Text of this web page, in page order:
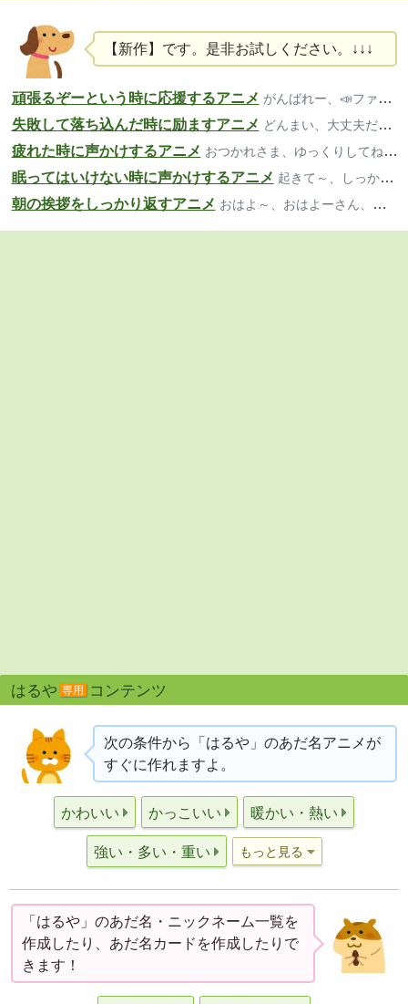
【新作】です。是非お試しください。↓↓↓
頑張るぞーという時に応援するアニメ がんばれー、📣ファイト、いいよー
失敗して落ち込んだ時に励ますアニメ どんまい、大丈夫だよ、気楽にいこ～
疲れた時に声かけするアニメ おつかれさま、ゆっくりしてね、大丈夫？
眠ってはいけない時に声かけするアニメ 起きて～、しっかり、寝ちゃダメだよ
朝の挨拶をしっかり返すアニメ おはよ～、おはよーさん、おっは！
はるや 専用 コンテンツ
次の条件から「はるや」のあだ名アニメが
すぐに作れますよ。
かわいい かっこいい 暖かい・熱い
強い・多い・重い もっと見る
「はるや」のあだ名・ニックネーム一覧を
作成したり、あだ名カードを作成したりで
きます！